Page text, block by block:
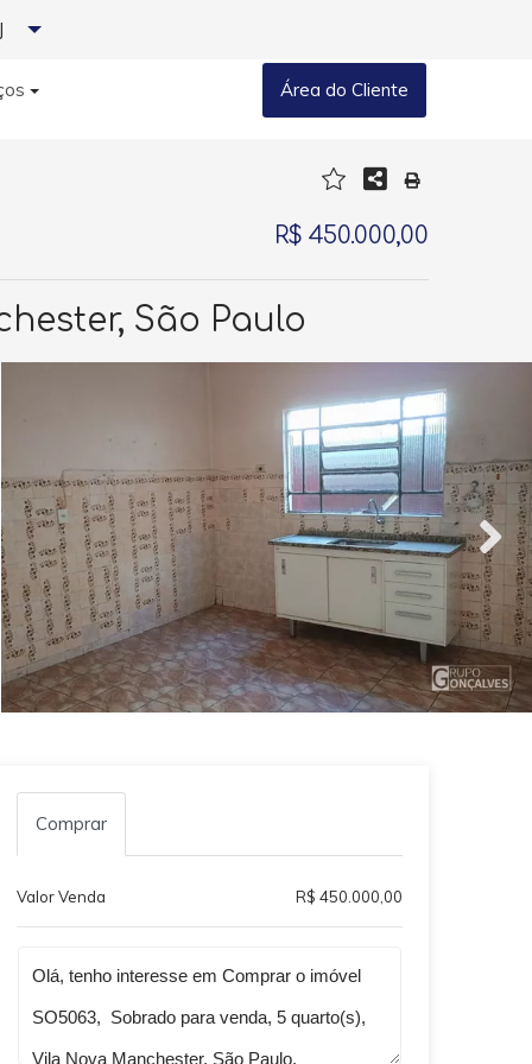
Área do Cliente
R$ 450.000,00
São Paulo
Comprar
Valor Venda R$ 450.000,00